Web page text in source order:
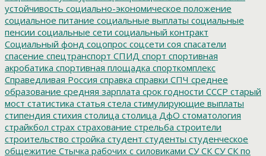
устойчивость социально-экономическое положение
социальное питание социальные выплаты социальные
пенсии социальные сети социальный контракт
Социальный фонд соцопрос соцсети соя спасатели
спасение спецтранспорт СПИД спорт спортивная
акробатика спортивная площадка спорткомплекс
Справедливая Россия справка справки СПЧ среднее
образование средняя зарплата срок годности СССР старый
мост статистика статья стела стимулирующие выплаты
стипендия стихия столица столица ДфО стоматология
страйкбол страх страхование стрельба строители
строительство стройка студент студенты студенческое
общежитие Стычка рабочих с силовиками СУ СК СУ СК по